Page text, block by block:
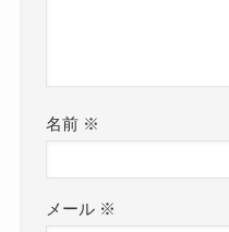
名前 ※
メール ※